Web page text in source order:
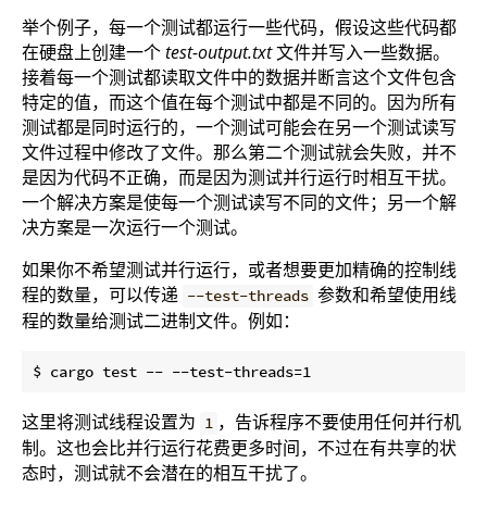
举个例子，每一个测试都运行一些代码，假设这些代码都
在硬盘上创建一个test-output.txt文件并写入一些数据。
接着每一个测试都读取文件中的数据并断言这个文件包含
特定的值，而这个值在每个测试中都是不同的。因为所有
测试都是同时运行的，一个测试可能会在另一个测试读写
文件过程中修改了文件。那么第二个测试就会失败，并不
是因为代码不正确，而是因为测试并行运行时相互干扰。
一个解决方案是使每一个测试读写不同的文件；另一个解
决方案是一次运行一个测试。
如果你不希望测试并行运行，或者想要更加精确的控制线
程的数量，可以传递 --test-threads 参数和希望使用线
程的数量给测试二进制文件。例如：
这里将测试线程设置为 1 ，告诉程序不要使用任何并行机
制。这也会比并行运行花费更多时间，不过在有共享的状
态时，测试就不会潜在的相互干扰了。